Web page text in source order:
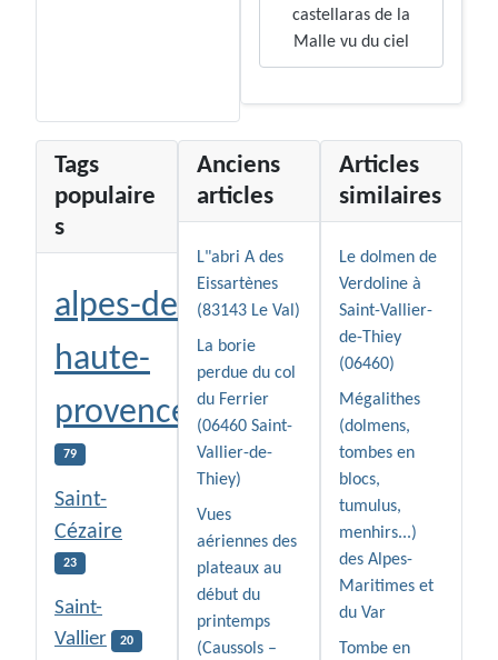
castellaras de la
Malle vu du ciel
Tags
populaire
s
alpes-de-
haute-
provence
79
Saint-
Cézaire
23
Saint-
Vallier
20
Anciens
articles
L"abri A des
Eissartènes
(83143 Le Val)
La borie
perdue du col
du Ferrier
(06460 Saint-
Vallier-de-
Thiey)
Vues
aériennes des
plateaux au
début du
printemps
(Caussols –
Articles
similaires
Le dolmen de
Verdoline à
Saint-Vallier-
de-Thiey
(06460)
Mégalithes
(dolmens,
tombes en
blocs,
tumulus,
menhirs...)
des Alpes-
Maritimes et
du Var
Tombe en